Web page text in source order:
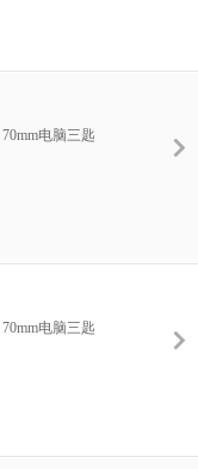
电脑三匙
电脑三匙